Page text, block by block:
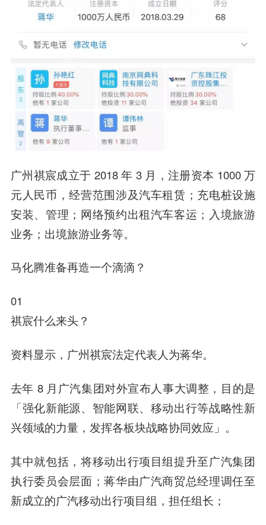
广州祺宸成立于 2018 年 3 月，注册资本 1000 万
元人民币，经营范围涉及汽车租赁；充电桩设施
安装、管理；网络预约出租汽车客运；入境旅游
业务；出境旅游业务等。
马化腾准备再造一个滴滴？
01
祺宸什么来头？
资料显示，广州祺宸法定代表人为蒋华。
去年 8 月广汽集团对外宣布人事大调整，目的是
「强化新能源、智能网联、移动出行等战略性新
兴领域的力量，发挥各板块战略协同效应」。
其中就包括，将移动出行项目组提升至广汽集团
执行委员会层面；蒋华由广汽商贸总经理调任至
新成立的广汽移动出行项目组，担任组长；